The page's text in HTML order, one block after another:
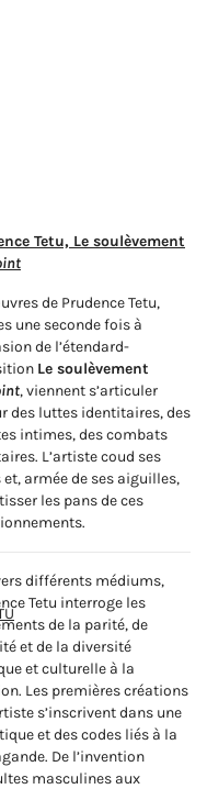
Tetu, Le soulèvement
de Prudence Tetu,
une seconde fois à
de l’étendard-
Le soulèvement
, viennent s’articuler
des luttes identitaires, des
intimes, des combats
L’artiste coud ses
armée de ses aiguilles,
les pans de ces
différents médiums,
Tetu interroge les
de la parité, de
et de la diversité
et culturelle à la
Les premières créations
s’inscrivent dans une
et des codes liés à la
De l’invention
masculines aux